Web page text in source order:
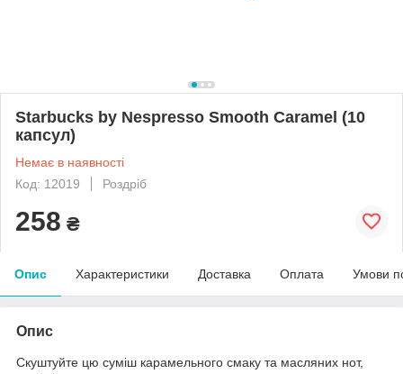
Starbucks by Nespresso Smooth Caramel (10
капсул)
Немає в наявності
Код: 12019
Роздріб
258 ₴
Опис Характеристики Доставка Оплата Умови
Опис
Скуштуйте цю суміш карамельного смаку та масляних нот,